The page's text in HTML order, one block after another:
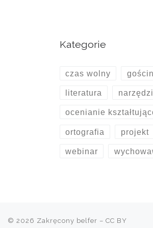
Kategorie
czas wolny
literatura
ocenianie
ortografia projekt
webinar
© 2026 Zakręcony belfer – CC BY